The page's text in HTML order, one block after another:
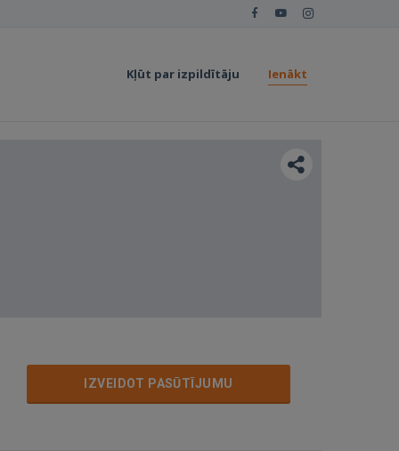
Kļūt par izpildītāju Ienākt
IZVEIDOT PASŪTĪJUMU